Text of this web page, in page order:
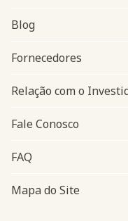
Navegação do rodapé
Blog
Fornecedores
Relação com o
Fale Conosco
FAQ
Mapa do Site